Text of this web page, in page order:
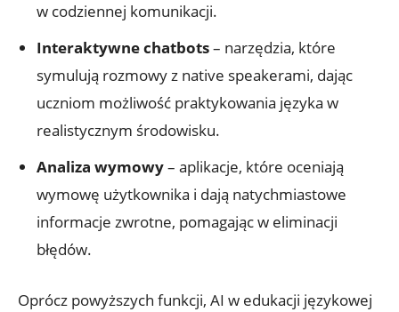
w codziennej komunikacji.
Interaktywne chatbots– narzędzia, które
symulują rozmowy z ⁤native speakerami, ⁣dając⁢
uczniom możliwość praktykowania języka‍ w
realistycznym środowisku.
Analiza ⁢wymowy‍–⁣ aplikacje, które oceniają
⁣wymowę użytkownika i​ dają natychmiastowe​
informacje zwrotne, pomagając w ⁣eliminacji
błędów.
Oprócz powyższych ⁣funkcji, AI ​w edukacji⁣ językowej